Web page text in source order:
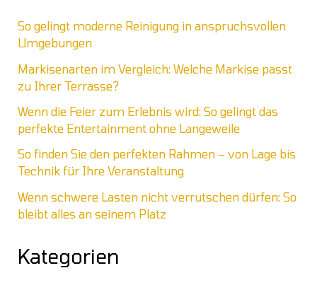
So gelingt moderne Reinigung in anspruchsvollen
Umgebungen
Markisenarten im Vergleich: Welche Markise passt
zu Ihrer Terrasse?
Wenn die Feier zum Erlebnis wird: So gelingt das
perfekte Entertainment ohne Langeweile
So finden Sie den perfekten Rahmen – von Lage bis
Technik für Ihre Veranstaltung
Wenn schwere Lasten nicht verrutschen dürfen: So
bleibt alles an seinem Platz
Kategorien